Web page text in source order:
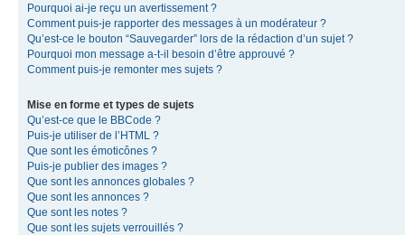
Pourquoi ai-je reçu un avertissement ?
Comment puis-je rapporter des messages à un modérateur ?
Qu’est-ce le bouton “Sauvegarder” lors de la rédaction d’un sujet ?
Pourquoi mon message a-t-il besoin d’être approuvé ?
Comment puis-je remonter mes sujets ?
Mise en forme et types de sujets
Qu’est-ce que le BBCode ?
Puis-je utiliser de l’HTML ?
Que sont les émoticônes ?
Puis-je publier des images ?
Que sont les annonces globales ?
Que sont les annonces ?
Que sont les notes ?
Que sont les sujets verrouillés ?